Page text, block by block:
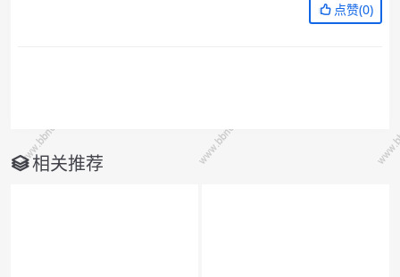
点赞(0)
相关推荐